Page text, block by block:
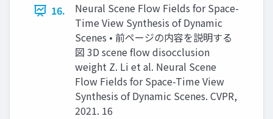
16.
Neural Scene Flow Fields for Space-
Time View Synthesis of Dynamic
Scenes • 前ページの内容を説明する
図 3D scene flow disocclusion
weight Z. Li et al. Neural Scene
Flow Fields for Space-Time View
Synthesis of Dynamic Scenes. CVPR,
2021. 16